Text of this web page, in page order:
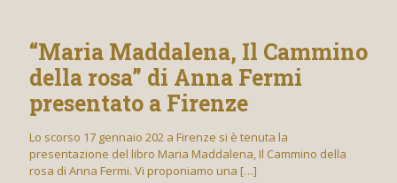
“Maria Maddalena, Il Cammino
della rosa” di Anna Fermi
presentato a Firenze
Lo scorso 17 gennaio 202 a Firenze si è tenuta la
presentazione del libro Maria Maddalena, Il Cammino della
rosa di Anna Fermi. Vi proponiamo una […]